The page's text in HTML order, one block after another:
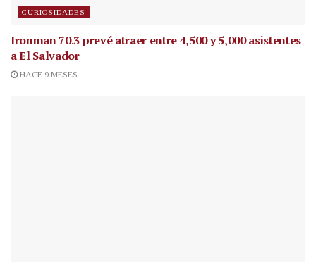
CURIOSIDADES
Ironman 70.3 prevé atraer entre 4,500 y 5,000 asistentes
a El Salvador
HACE 9 MESES